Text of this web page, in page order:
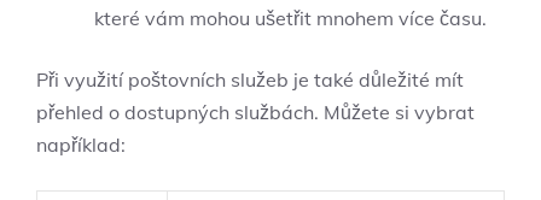
které vám mohou ušetřit mnohem více času.
Při využití poštovních služeb je také důležité mít
přehled o dostupných službách. Můžete si vybrat
například: